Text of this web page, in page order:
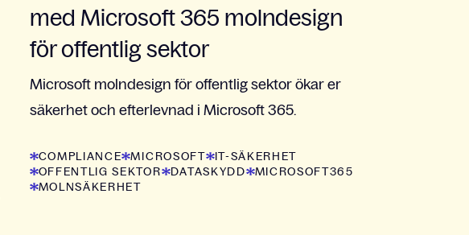
med Microsoft 365 molndesign
för offentlig sektor
Microsoft molndesign för offentlig sektor ökar er
säkerhet och efterlevnad i Microsoft 365.
COMPLIANCE MICROSOFT
IT-SÄKERHET
OFFENTLIG SEKTOR
DATASKYDD
MICROSOFT365
MOLNSÄKERHET